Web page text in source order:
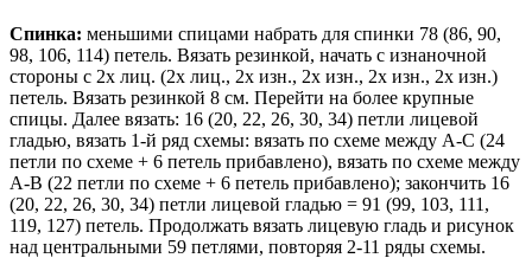
Спинка: меньшими спицами набрать для спинки 78 (86, 90,
98, 106, 114) петель. Вязать резинкой, начать с изнаночной
стороны с 2х лиц. (2х лиц., 2х изн., 2х изн., 2х изн., 2х изн.)
петель. Вязать резинкой 8 см. Перейти на более крупные
спицы. Далее вязать: 16 (20, 22, 26, 30, 34) петли лицевой
гладью, вязать 1-й ряд схемы: вязать по схеме между А-С (24
петли по схеме + 6 петель прибавлено), вязать по схеме между
А-В (22 петли по схеме + 6 петель прибавлено); закончить 16
(20, 22, 26, 30, 34) петли лицевой гладью = 91 (99, 103, 111,
119, 127) петель. Продолжать вязать лицевую гладь и рисунок
над центральными 59 петлями, повторяя 2-11 ряды схемы.